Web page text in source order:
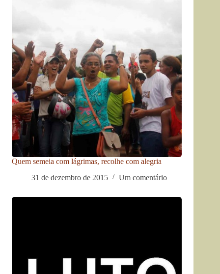
Quem semeia com lágrimas, recolhe com alegria
31 de dezembro de 2015
Um comentário